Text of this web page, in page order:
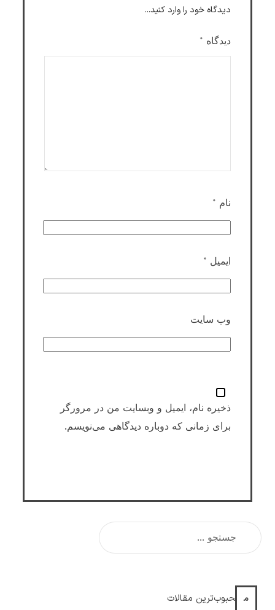
دیدگاه خود را وارد کنید...
دیدگاه *
نام *
ایمیل *
وب‌ سایت
ذخیره نام، ایمیل و وبسایت من در مرورگر
برای زمانی که دوباره دیدگاهی می‌نویسم.
محبوب‌ترین مقالات